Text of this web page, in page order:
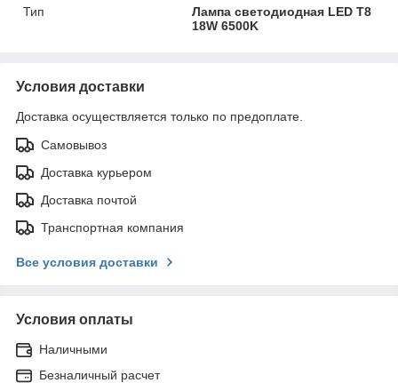
Тип
Лампа светодиодная LED T8
18W 6500K
Условия доставки
Доставка осуществляется только по предоплате.
Самовывоз
Доставка курьером
Доставка почтой
Транспортная компания
Все условия доставки
Условия оплаты
Наличными
Безналичный расчет